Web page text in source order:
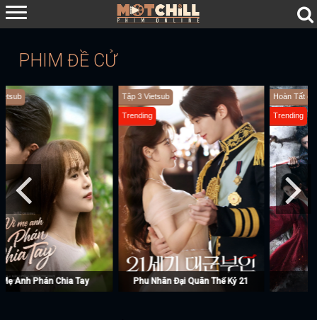
PHIM ĐỀ CỬ
Hoàn Tất (29/29) Vietsub + Thuyết Minh
Trending
Nguyệt Lân Ỷ Kỷ
Hoàn tất (7/7) Vietsub + Lồng Tiếng
Trending
Chó Săn Công Lý (Phần 2)